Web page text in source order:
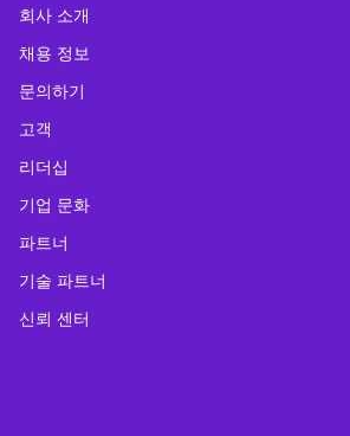
회사 소개
채용 정보
문의하기
고객
리더십
기업 문화
파트너
기술 파트너
신뢰 센터